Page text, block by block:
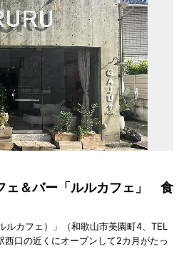
ェ＆バー「ルルカフェ」 食
ルカフェ）」（和歌山市美園町4、TEL
口の近くにオープンして2カ月がたっ